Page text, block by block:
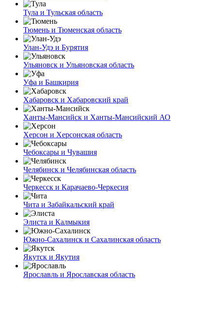
Тула и Тульская область
Тюмень и Тюменская область
Улан-Удэ и Бурятия
Ульяновск и Ульяновская область
Уфа и Башкирия
Хабаровск и Хабаровский край
Ханты-Мансийск и Ханты-Мансийский АО
Херсон и Херсонская область
Чебоксары и Чувашия
Челябинск и Челябинская область
Черкесск и Карачаево-Черкесия
Чита и Забайкальский край
Элиста и Калмыкия
Южно-Сахалинск и Сахалинская область
Якутск и Якутия
Ярославль и Ярославская область